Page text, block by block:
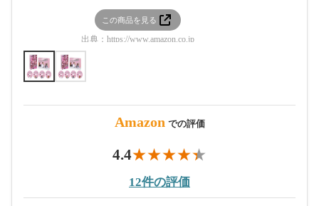
この商品を見る
出典： https://www.amazon.co.jp
Amazon での評価
4.4
12件の評価